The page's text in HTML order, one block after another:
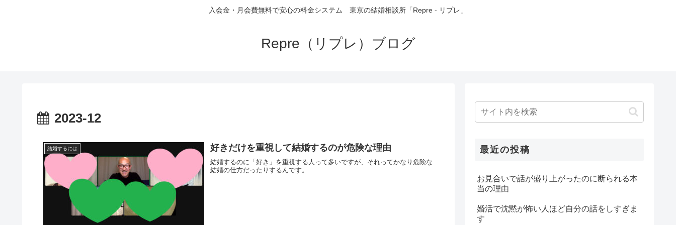
入会金・月会費無料で安心の料金システム 東京の結婚相談所「Repre - リプレ」
Repre（リプレ）ブログ
2023-12
結婚するには 好きだけを重視して結婚するのが危険な理由
結婚するのに「好き」を重視する人って多いですが、それってかなり危険な
結婚の仕方だったりするんです。
最近の投稿
お見合いで話が盛り上がったのに断られる本
当の理由
婚活で沈黙が怖い人ほど自分の話をしすぎま
す